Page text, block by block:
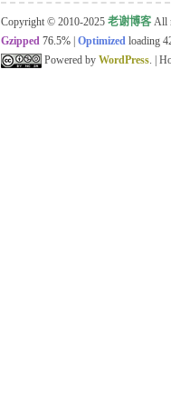
Copyright © 2010-2025 老谢博客 All
Gzipped 76.5% Optimized loading
Powered by WordPress. |